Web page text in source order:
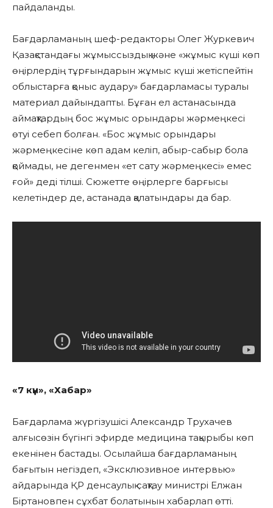
пайдаланды.
Бағдарламаның шеф-редакторы Олег Журкевич
Қазақстандағы жұмыссыздық және «жұмыс күші көп
өңірлердің тұрғындарын жұмыс күші жетіспейтін
облыстарға қоныс аудару» бағдарламасы туралы
материал дайындапты. Бұған ел астанасында
аймақтардың бос жұмыс орындары жәрмеңкесі
өтуі себеп болған. «Бос жұмыс орындары
жәрмеңкесіне көп адам келіп, абыр-сабыр бола
қоймады, не дегенмен «ет сату жәрмеңкесі» емес
ғой» деді тілші. Сюжетте өңірлерге барғысы
келетіндер де, астанада қалатындары да бар.
«7 күн», «Хабар»
Бағдарлама жүргізушісі Александр Трухачев
алғысөзін бүгінгі эфирде медицина тақырыбы көп
екенінен бастады. Осылайша бағдарламаның
бағытын негіздеп, «Эксклюзивное интервью»
айдарында ҚР денсаулық сақтау министрі Елжан
Біртановпен сұхбат болатынын хабарлап өтті.